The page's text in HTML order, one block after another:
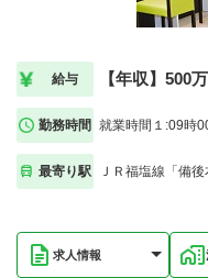
給与 【年収】500
勤務時間 就業時間１:09時
最寄り駅 ＪＲ福塩線「備
求人情報